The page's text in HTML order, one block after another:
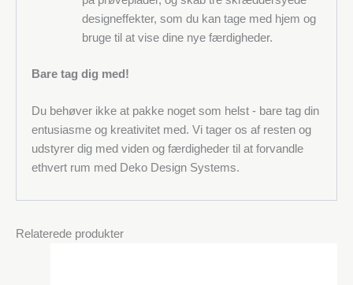
designeffekter, som du kan tage med hjem og
bruge til at vise dine nye færdigheder.
Bare tag dig med!
Du behøver ikke at pakke noget som helst - bare tag din
entusiasme og kreativitet med. Vi tager os af resten og
udstyrer dig med viden og færdigheder til at forvandle
ethvert rum med Deko Design Systems.
Relaterede produkter